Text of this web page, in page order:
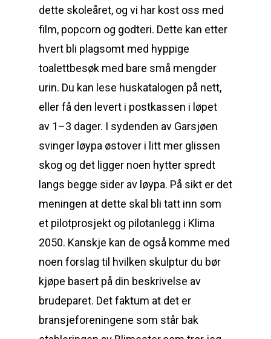
dette skoleåret, og vi har kost oss med
film, popcorn og godteri. Dette kan etter
hvert bli plagsomt med hyppige
toalettbesøk med bare små mengder
urin. Du kan lese huskatalogen på nett,
eller få den levert i postkassen i løpet
av 1–3 dager. I sydenden av Garsjøen
svinger løypa østover i litt mer glissen
skog og det ligger noen hytter spredt
langs begge sider av løypa. På sikt er det
meningen at dette skal bli tatt inn som
et pilotprosjekt og pilotanlegg i Klima
2050. Kanskje kan de også komme med
noen forslag til hvilken skulptur du bør
kjøpe basert på din beskrivelse av
brudeparet. Det faktum at det er
bransjeforeningene som står bak